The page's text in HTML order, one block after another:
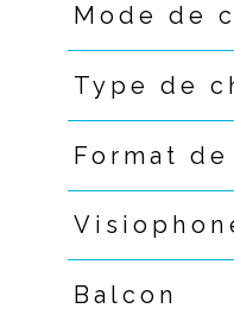
Mode de
Type de
Format
Balcon